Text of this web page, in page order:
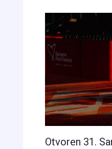
Otvoren 31.